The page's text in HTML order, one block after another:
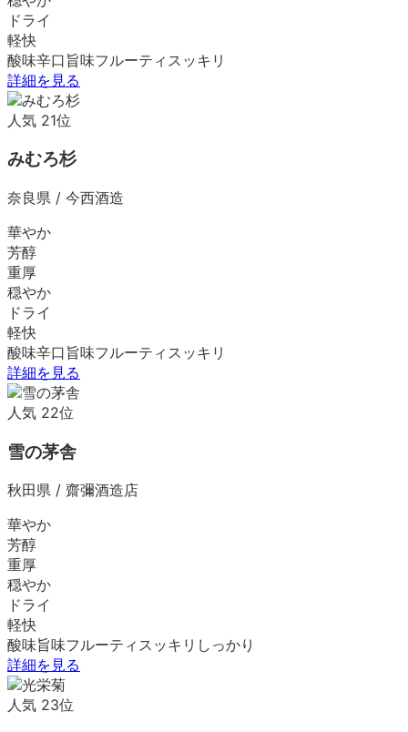
ドライ
軽快
酸味辛口 旨味フルーティ スッキリ
詳細を見る
人気 21位
みむろ杉
奈良県 / 今西酒造
華やか
芳醇
重厚
穏やか
ドライ
軽快
酸味辛口 旨味フルーティ スッキリ
詳細を見る
人気 22位
雪の茅舎
秋田県 / 齋彌酒造店
華やか
芳醇
重厚
穏やか
ドライ
軽快
酸味旨味フルーティ スッキリ しっかり
詳細を見る
人気 23位